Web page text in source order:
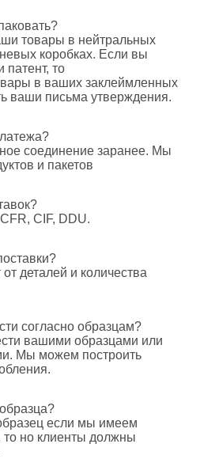
товары в нейтральных
коробках. Если вы
патент, то
в ваших заклеймленных
ваши письма утверждения.
соединение заранее. Мы
и пакетов
CIF, DDU.
деталей и количества
согласно образцам?
вашими образцами или
Мы можем построить
если мы имеем
то но клиенты должны